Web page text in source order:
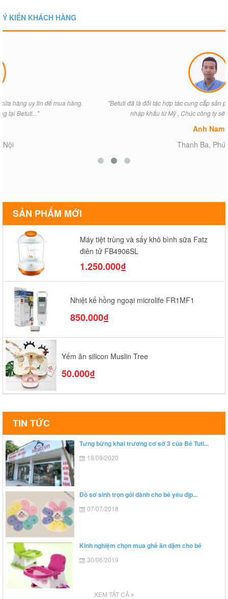
Ý KIẾN KHÁCH HÀNG
"Betuti đã là đối tác hợp tác cung cấp sản phẩm chính hãng của chúng tôi
nhập khẩu từ Mỹ , Chúc công ty sẽ ngày một phát triển...."
SẢN PHẨM MỚI
Máy tiệt trùng và sấy khô bình sữa Fatz
điện tử FB4906SL
1.250.000₫
Nhiệt kế hồng ngoại microlife FR1MF1
850.000₫
Yếm ăn silicon Muslin Tree
50.000₫
TIN TỨC
Tưng bừng khai trương cơ sở 3 của Bé Tuti...
18/09/2020
Đồ sơ sinh trọn gói dành cho bé yêu dịp...
07/07/2018
Kinh nghiệm chọn mua ghế ăn dặm cho bé
30/06/2019
XEM TẤT CẢ